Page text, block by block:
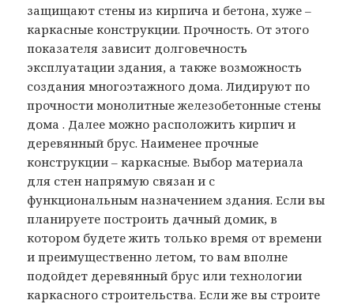
защищают стены из кирпича и бетона, хуже –
каркасные конструкции. Прочность. От этого
показателя зависит долговечность
эксплуатации здания, а также возможность
создания многоэтажного дома. Лидируют по
прочности монолитные железобетонные стены
дома . Далее можно расположить кирпич и
деревянный брус. Наименее прочные
конструкции – каркасные. Выбор материала
для стен напрямую связан и с
функциональным назначением здания. Если вы
планируете построить дачный домик, в
котором будете жить только время от времени
и преимущественно летом, то вам вполне
подойдет деревянный брус или технологии
каркасного строительства. Если же вы строите